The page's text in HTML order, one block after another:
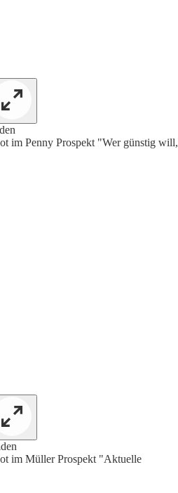
im Penny Prospekt "Wer günstig will,
im Müller Prospekt "Aktuelle